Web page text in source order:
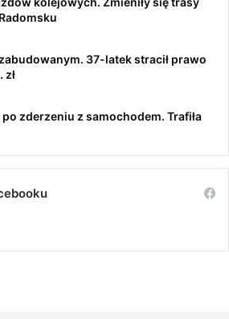
37-latek stracił prawo
zł
zderzeniu z samochodem. Trafiła